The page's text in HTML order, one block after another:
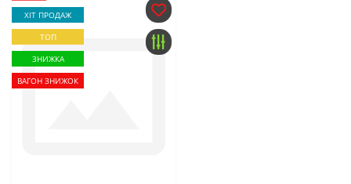
ХІТ ПРОДАЖ
ТОП
ЗНИЖКА
ВАГОН ЗНИЖОК